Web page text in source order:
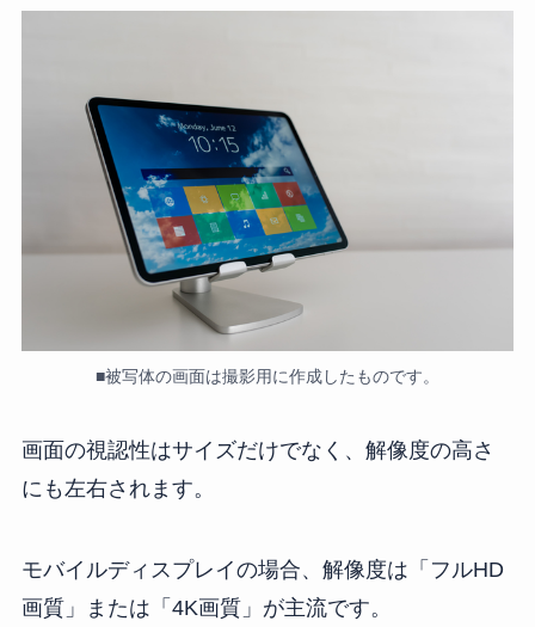
■被写体の画面は撮影用に作成したものです。
画面の視認性はサイズだけでなく、解像度の高さ
にも左右されます。
モバイルディスプレイの場合、解像度は「フルHD
画質」または「4K画質」が主流です。